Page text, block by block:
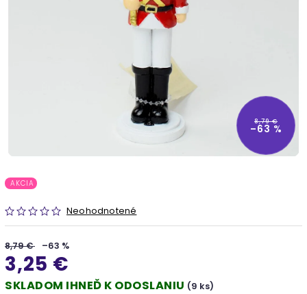
8,79 €
–63 %
AKCIA
Neohodnotené
8,79 € –63 %
3,25 €
SKLADOM IHNEĎ K ODOSLANIU (9 ks)